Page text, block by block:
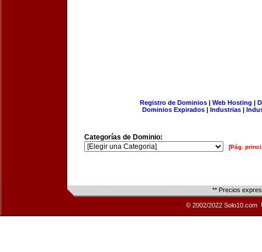
Registro de Dominios| Web Hosting |
Dominios Expirados | Industrias |
Categorías de Dominio:
[Pág.
** Precios
© 2002/2022 Solo10.com